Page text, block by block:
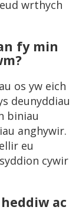
wrthych
fy min
os yw eich
deunyddiau
biniau
anghywir.
eu
cywir
ac